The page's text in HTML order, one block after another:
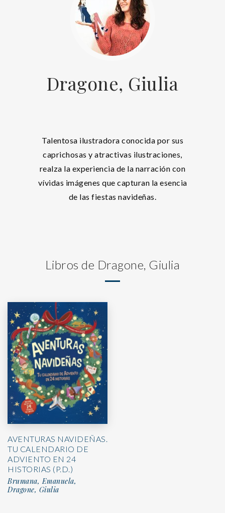
Dragone, Giulia
Talentosa ilustradora conocida por sus
caprichosas y atractivas ilustraciones,
realza la experiencia de la narración con
vívidas imágenes que capturan la esencia
de las fiestas navideñas.
Libros de Dragone, Giulia
AVENTURAS NAVIDEÑAS.
TU CALENDARIO DE
ADVIENTO EN 24
HISTORIAS (P.D.)
Brumana, Emanuela,
Dragone, Giulia